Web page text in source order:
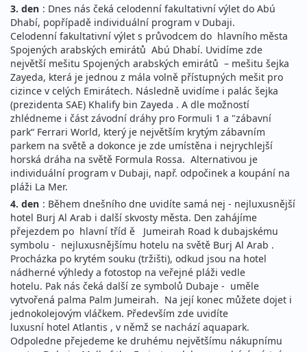
3. den : Dnes nás čeká celodenní fakultativní výlet do Abú
Dhabí, popřípadě individuální program v Dubaji.
Celodenní fakultativní výlet s průvodcem do hlavního města
Spojených arabských emirátů Abú Dhabí. Uvidíme zde
největší mešitu Spojených arabských emirátů – mešitu šejka
Zayeda, která je jednou z mála volně přístupných mešit pro
cizince v celých Emirátech. Následně uvidíme i palác šejka
(prezidenta SAE) Khalify bin Zayeda . A dle možností
zhlédneme i část závodní dráhy pro Formuli 1 a "zábavní
park“ Ferrari World, který je největším krytým zábavním
parkem na světě a dokonce je zde umístěna i nejrychlejší
horská dráha na světě Formula Rossa. Alternativou je
individuální program v Dubaji, např. odpočinek a koupání na
pláži La Mer.
4. den : Během dnešního dne uvidíte samá nej - nejluxusnější
hotel Burj Al Arab i další skvosty města. Den zahájíme
přejezdem po hlavní tříd ě Jumeirah Road k dubajskému
symbolu - nejluxusnějšímu hotelu na světě Burj Al Arab .
Procházka po krytém souku (tržišti), odkud jsou na hotel
nádherné výhledy a fotostop na veřejné pláži vedle
hotelu. Pak nás čeká další ze symbolů Dubaje - uměle
vytvořená palma Palm Jumeirah. Na její konec můžete dojet i
jednokolejovým vláčkem. Především zde uvidíte
luxusní hotel Atlantis , v němž se nachází aquapark.
Odpoledne přejedeme ke druhému největšímu nákupnímu